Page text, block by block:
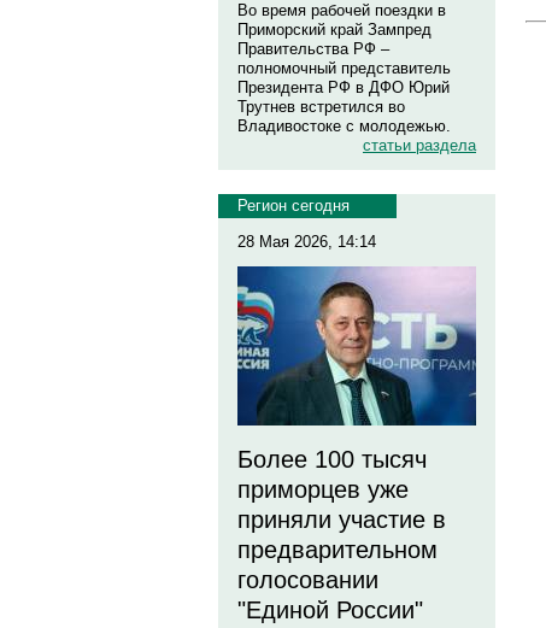
Во время рабочей поездки в
Приморский край Зампред
Правительства РФ –
полномочный представитель
Президента РФ в ДФО Юрий
Трутнев встретился во
Владивостоке с молодежью.
статьи раздела
Регион сегодня
28 Мая 2026, 14:14
Более 100 тысяч
приморцев уже
приняли участие в
предварительном
голосовании
"Единой России"